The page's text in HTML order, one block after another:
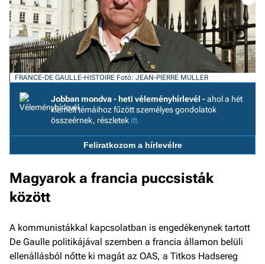
FRANCE-DE GAULLE-HISTOIRE Fotó: JEAN-PIERRE MULLER
Jobban mondva - heti véleményhírlevél -ahol a hét
kiemelt témáihoz fűzött személyes gondolatok
összeérnek, részletek itt.
Feliratkozom a hírlevélre
Magyarok a francia puccsisták
között
A kommunistákkal kapcsolatban is engedékenynek tartott
De Gaulle politikájával szemben a francia államon belüli
ellenállásból nőtte ki magát az OAS, a Titkos Hadsereg